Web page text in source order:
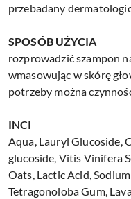
przebadany
SPOSÓB UŻYCIA
rozprowadzić szampon
wmasowując w skórę
potrzeby można
INCI
Aqua, Lauryl Glucoside,
glucoside, Vitis Vinifera
Oats, Lactic Acid,
Tetragonoloba Gum,